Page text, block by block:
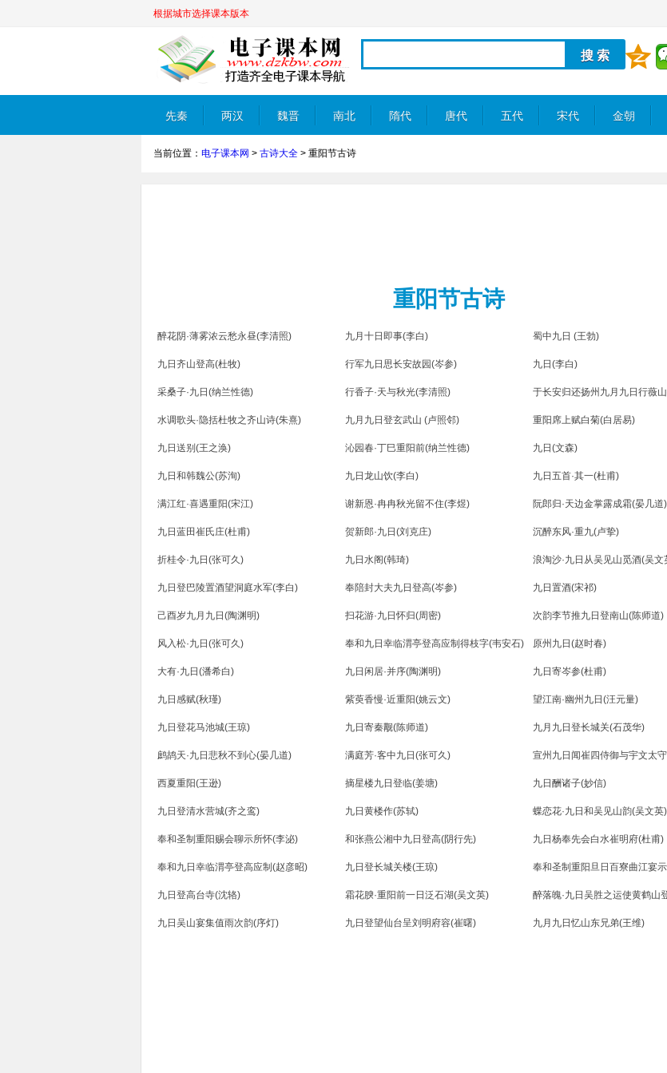
根据城市选择课本版本
先秦 两汉 魏晋 南北
朝
隋代 唐代 五代 宋代 金朝
当前位置： 电子课本网 > 古诗大全 > 重阳节古诗
重阳节古诗
醉花阴·薄雾浓云愁永昼(李清照) 九月十日即事(李白) 蜀中九日 (王勃)
九日齐山登高(杜牧) 行军九日思长安故园(岑参) 九日(李白)
采桑子·九日(纳兰性德) 行香子·天与秋光(李清照)
于长安归还扬州九月九日行薇
水调歌头·隐括杜牧之齐山诗(朱熹)
九月九日登玄武山 (卢照邻) 重阳席上赋白菊(白居易)
九日送别(王之涣) 沁园春·丁巳重阳前(纳兰性德) 九日(文森)
九日和韩魏公(苏洵) 九日龙山饮(李白) 九日五首·其一(杜甫)
满江红·喜遇重阳(宋江) 谢新恩·冉冉秋光留不住(李煜) 阮郎归·天边金掌露成霜(晏几道)
九日蓝田崔氏庄(杜甫) 贺新郎·九日(刘克庄) 沉醉东风·重九(卢挚)
折桂令·九日(张可久) 九日水阁(韩琦) 浪淘沙·九日从吴见山觅酒(吴文
九日登巴陵置酒望洞庭水军(李白) 奉陪封大夫九日登高(岑参) 九日置酒(宋祁)
己酉岁九月九日(陶渊明) 扫花游·九日怀归(周密) 次韵李节推九日登南山(陈师道)
风入松·九日(张可久) 奉和九日幸临渭亭登高应制得枝字(韦安石) 原州九日(赵时春)
大有·九日(潘希白) 九日闲居·并序(陶渊明) 九日寄岑参(杜甫)
九日感赋(秋瑾) 紫萸香慢·近重阳(姚云文) 望江南·幽州九日(汪元量)
九日登花马池城(王琼) 九日寄秦觏(陈师道) 九月九日登长城关(石茂华)
鹧鸪天·九日悲秋不到心(晏几道) 满庭芳·客中九日(张可久)
宣州九日闻崔四侍御与宇文太
西夏重阳(王逊)
摘星楼九日登临(姜塘) 九日酬诸子(妙信)
九日登清水营城(齐之鸾) 九日黄楼作(苏轼) 蝶恋花·九日和吴见山韵(吴文英)
奉和圣制重阳赐会聊示所怀(李泌) 和张燕公湘中九日登高(阴行先) 九日杨奉先会白水崔明府(杜甫)
奉和九日幸临渭亭登高应制(赵彦昭) 九日登长城关楼(王琼) 奉和圣制重阳旦日百寮曲江宴
九日登高台寺(沈辂) 霜花腴·重阳前一日泛石湖(吴文英)
醉落魄·九日吴胜之运使黄鹤山
九日吴山宴集值雨次韵(序灯)
九日登望仙台呈刘明府容(崔曙) 九月九日忆山东兄弟(王维)